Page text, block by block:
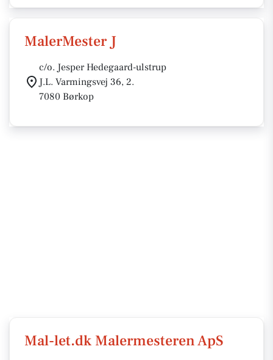
MalerMester J
c/o. Jesper Hedegaard-ulstrup
J.L. Varmingsvej 36, 2.
7080 Børkop
Mal-let.dk Malermesteren ApS